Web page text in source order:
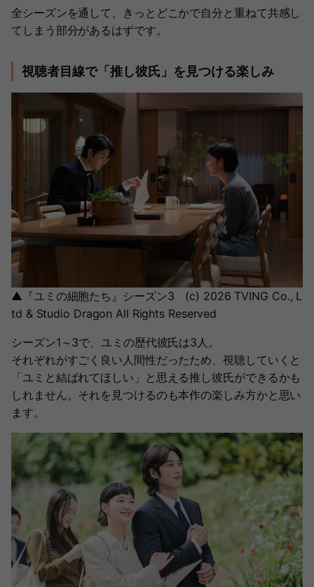
全シーズンを通して、きっとどこかで自分と重ねて共感し
てしまう部分があるはずです。
視聴者目線で「推し彼氏」を見つける楽しみ
▲『ユミの細胞たち』シーズン3 (c) 2026 TVING Co., L
td & Studio Dragon All Rights Reserved
シーズン1～3で、ユミの歴代彼氏は3人。
それぞれがすごく良い人間性だったため、視聴していくと
「ユミと結ばれてほしい」と思える推し彼氏ができるかも
しれません。それを見つけるのも本作の楽しみ方かと思い
ます。